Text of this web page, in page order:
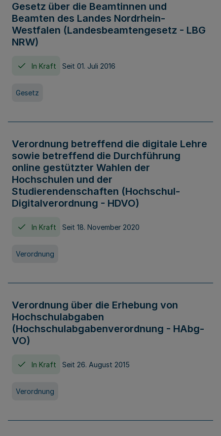
Gesetz über die Beamtinnen und
Beamten des Landes Nordrhein-
Westfalen (Landesbeamtengesetz - LBG
NRW)
In Kraft Seit 01. Juli 2016
Gesetz
Verordnung betreffend die digitale Lehre
sowie betreffend die Durchführung
online gestützter Wahlen der
Hochschulen und der
Studierendenschaften (Hochschul-
Digitalverordnung - HDVO)
In Kraft Seit 18. November 2020
Verordnung
Verordnung über die Erhebung von
Hochschulabgaben
(Hochschulabgabenverordnung - HAbg-
VO)
In Kraft Seit 26. August 2015
Verordnung